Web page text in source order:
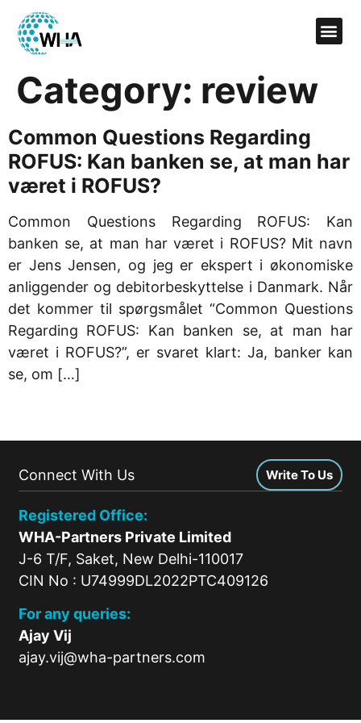
Category: review
Common Questions Regarding
ROFUS: Kan banken se, at man har
været i ROFUS?
Common Questions Regarding ROFUS: Kan
banken se, at man har været i ROFUS? Mit navn
er Jens Jensen, og jeg er ekspert i økonomiske
anliggender og debitorbeskyttelse i Danmark. Når
det kommer til spørgsmålet “Common Questions
Regarding ROFUS: Kan banken se, at man har
været i ROFUS?”, er svaret klart: Ja, banker kan
se, om […]
Connect With Us Write To Us
Registered Office:
WHA-Partners Private Limited
J-6 T/F, Saket, New Delhi-110017
CIN No : U74999DL2022PTC409126
For any queries:
Ajay Vij
ajay.vij@wha-partners.com